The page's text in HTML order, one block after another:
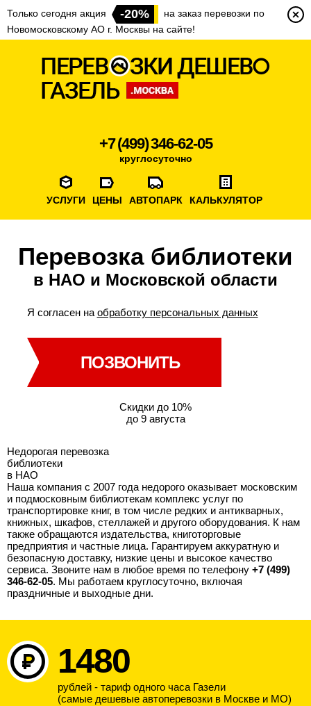
Только сегодня акция -20%
на заказ перевозки по
Новомосковскому АО г. Москвы на сайте!
+7 (499) 346-62-05
круглосуточно
УСЛУГИ ЦЕНЫ АВТОПАРК КАЛЬКУЛЯТОР
Перевозка библиотеки
в НАО и Московской области
Я согласен на обработку персональных данных
ПОЗВОНИТЬ
Скидки до 10%
до 9 августа
Недорогая перевозка
библиотеки
в НАО
Наша компания с 2007 года недорого оказывает московским
и подмосковным библиотекам комплекс услуг по
транспортировке книг, в том числе редких и антикварных,
книжных, шкафов, стеллажей и другого оборудования. К нам
также обращаются издательства, книготорговые
предприятия и частные лица. Гарантируем аккуратную и
безопасную доставку, низкие цены и высокое качество
сервиса. Звоните нам в любое время по телефону +7 (499)
346-62-05. Мы работаем круглосуточно, включая
праздничные и выходные дни.
1480
рублей - тариф одного часа Газели
(самые дешевые автоперевозки в Москве и МО)